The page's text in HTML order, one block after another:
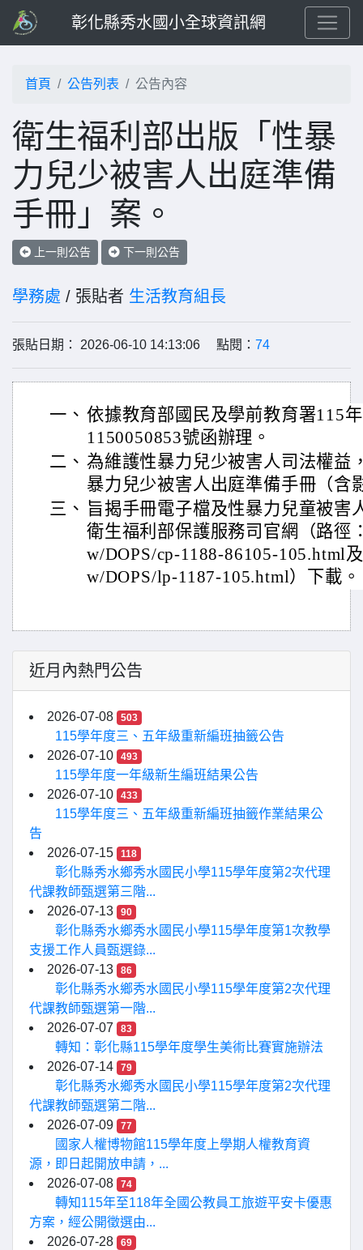
彰化縣秀水國小全球資訊網
首頁 公告列表 公告內容
衛生福利部出版「性暴
力兒少被害人出庭準備
手冊」案。
上一則公告 下一則公告
學務處 / 張貼者 生活教育組長
張貼日期： 2026-06-10 14:13:06 點閱： 74
一、 依據教育部國民及學前教育署115
1150050853號函辦理。
二、 為維護性暴力兒少被害人司法權益
暴力兒少被害人出庭準備手冊（含
三、 旨揭手冊電子檔及性暴力兒童被害
衛生福利部保護服務司官網（路徑
w/DOPS/cp-1188-86105-105.html
w/DOPS/lp-1187-105.html）下載。
近月內熱門公告
2026-07-08 503
115學年度三、五年級重新編班抽籤公告
2026-07-10
493
115學年度一年級新生編班結果公告
2026-07-10
433
115學年度三、五年級重新編班抽籤作業結果公
告
2026-07-15
118
彰化縣秀水鄉秀水國民小學115學年度第2次代理
代課教師甄選第三階...
2026-07-13
90
彰化縣秀水鄉秀水國民小學115學年度第1次教學
支援工作人員甄選錄...
2026-07-13
86
彰化縣秀水鄉秀水國民小學115學年度第2次代理
代課教師甄選第一階...
2026-07-07
83
轉知：彰化縣115學年度學生美術比賽實施辦法
2026-07-14
79
彰化縣秀水鄉秀水國民小學115學年度第2次代理
代課教師甄選第二階...
2026-07-09
77
國家人權博物館115學年度上學期人權教育資
源，即日起開放申請，...
2026-07-08
74
轉知115年至118年全國公教員工旅遊平安卡優惠
方案，經公開徵選由...
2026-07-28
69